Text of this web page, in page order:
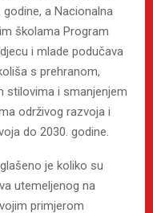
a Nacionalna
školama Program
i mlade podučava
s prehranom,
stilovima i smanjenjem
održivog razvoja i
do 2030. godine.
je koliko su
utemeljenog na
primjerom